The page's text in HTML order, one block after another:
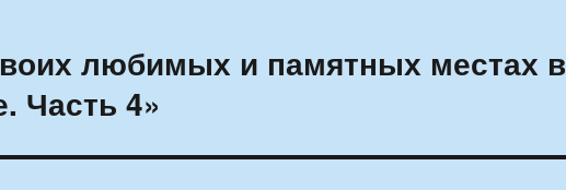
любимых и памятных местах в
Часть 4»